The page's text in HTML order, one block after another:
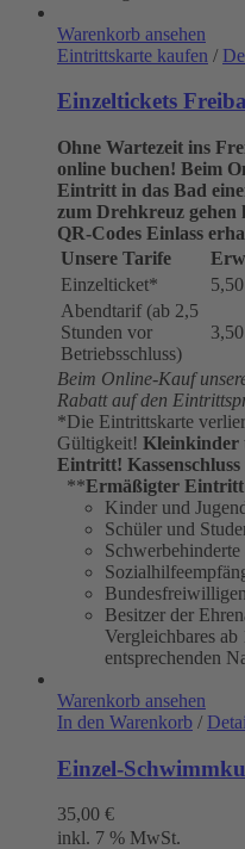
Warenkorb ansehen
Eintrittskarte kaufen /
Einzeltickets
Ohne Wartezeit ins
online buchen! Beim
Eintritt in das Bad
zum Drehkreuz gehen
QR-Codes Einlass
Unsere Tarife
Einzelticket*
Abendtarif (ab 2,5
Stunden vor
Betriebsschluss)
Beim Online-Kauf
Rabatt auf den
*Die Eintrittskarte
Gültigkeit! Kleinkinder
Eintritt!
**Ermäßigter
Kinder und
Schüler und
Besitzer der
Vergleichbares ab
entsprechenden
Warenkorb ansehen
In den Warenkorb /
Einzel-
35,00 €
inkl. 7 % MwSt.